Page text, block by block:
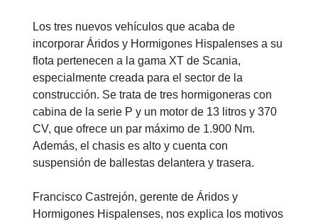
Los tres nuevos vehículos que acaba de
incorporar Áridos y Hormigones Hispalenses a su
flota pertenecen a la gama XT de Scania,
especialmente creada para el sector de la
construcción. Se trata de tres hormigoneras con
cabina de la serie P y un motor de 13 litros y 370
CV, que ofrece un par máximo de 1.900 Nm.
Además, el chasis es alto y cuenta con
suspensión de ballestas delantera y trasera.
Francisco Castrejón, gerente de Áridos y
Hormigones Hispalenses, nos explica los motivos